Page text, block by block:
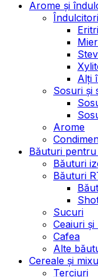
Arome și
Îndulcitori
Alți
Sosuri și
Arome
Băuturi
Băuturi
Băuturi
Sucuri
Ceaiuri
Cafea
Alte
Cereale și
Terciuri